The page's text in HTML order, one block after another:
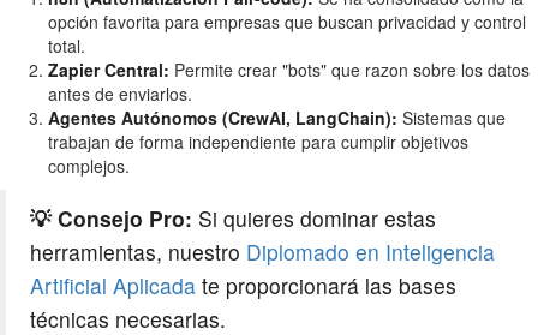
opción favorita para empresas que buscan privacidad y control
total.
Zapier Central: Permite crear "bots" que razon sobre los datos
antes de enviarlos.
Agentes Autónomos (CrewAI, LangChain): Sistemas que
trabajan de forma independiente para cumplir objetivos
complejos.
💡 Consejo Pro: Si quieres dominar estas
herramientas, nuestro Diplomado en Inteligencia
Artificial Aplicada te proporcionará las bases
técnicas necesarias.